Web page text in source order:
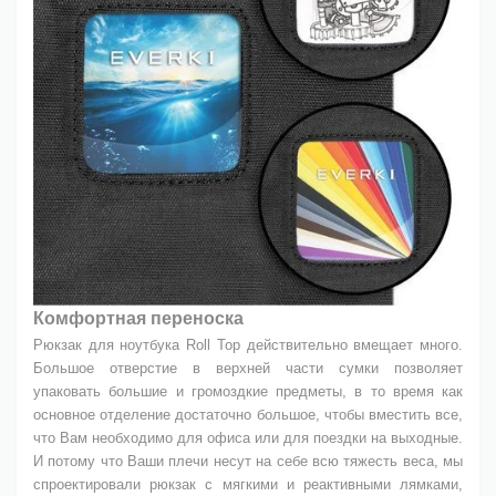
Комфортная переноска
Рюкзак для ноутбука Roll Top действительно вмещает много.
Большое отверстие в верхней части сумки позволяет
упаковать большие и громоздкие предметы, в то время как
основное отделение достаточно большое, чтобы вместить все,
что Вам необходимо для офиса или для поездки на выходные.
И потому что Ваши плечи несут на себе всю тяжесть веса, мы
спроектировали рюкзак с мягкими и реактивными лямками,